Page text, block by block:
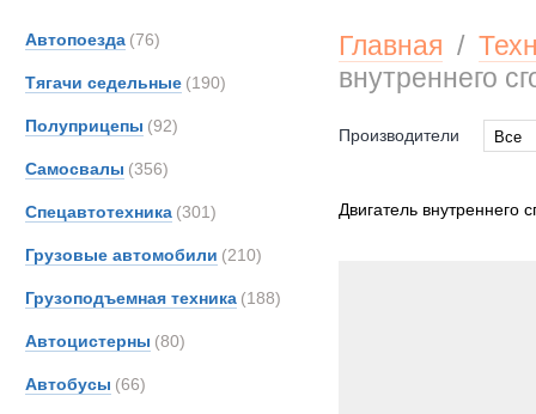
Автопоезда (76)
Тягачи седельные (190)
Полуприцепы (92)
Самосвалы (356)
Спецавтотехника (301)
Грузовые автомобили (210)
Грузоподъемная техника (188)
Автоцистерны (80)
Автобусы (66)
Главная /
внутреннего
Производители
Все
Двигатель внутреннего